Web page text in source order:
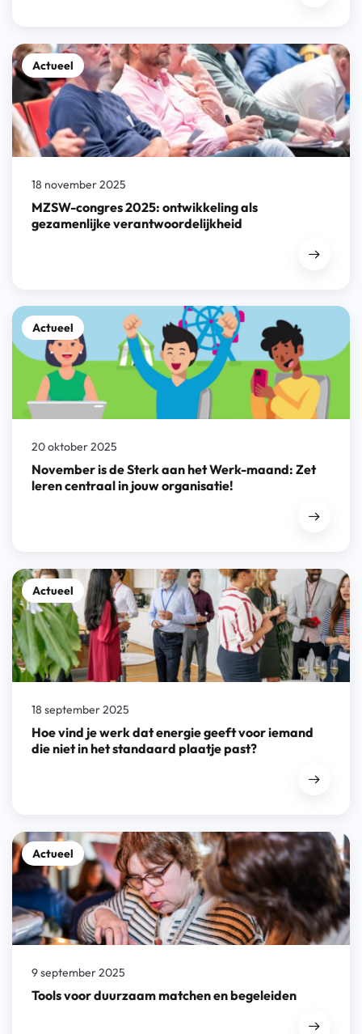
Actueel
MZSW-congres 2025: ontwikkeling als
gezamenlijke verantwoordelijkheid
18 november 2025
Actueel
November is de Sterk aan het Werk-maand: Zet
leren centraal in jouw organisatie!
20 oktober 2025
Actueel
Hoe vind je werk dat energie geeft voor iemand
die niet in het standaard plaatje past?
18 september 2025
Actueel
Tools voor duurzaam matchen en begeleiden
9 september 2025